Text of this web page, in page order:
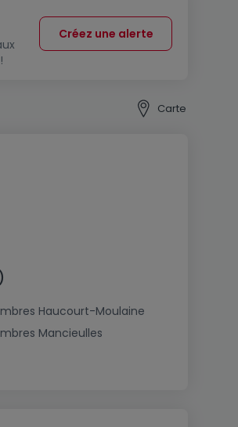
Créez une alerte
Carte
Haucourt-Moulaine
Mancieulles